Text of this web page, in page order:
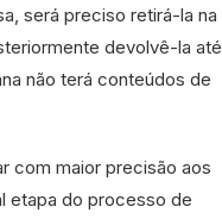
será preciso retirá-la na
devolvê-la até
não terá conteúdos de
com maior precisão aos
etapa do processo de